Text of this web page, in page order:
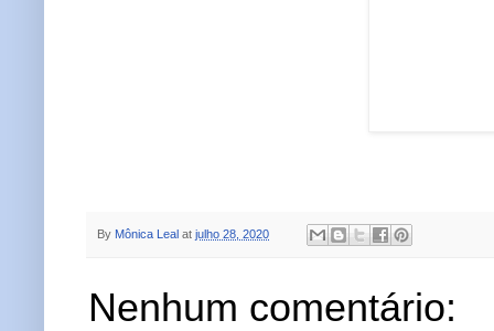
By Mônica Leal at julho 28, 2020
Nenhum comentário: